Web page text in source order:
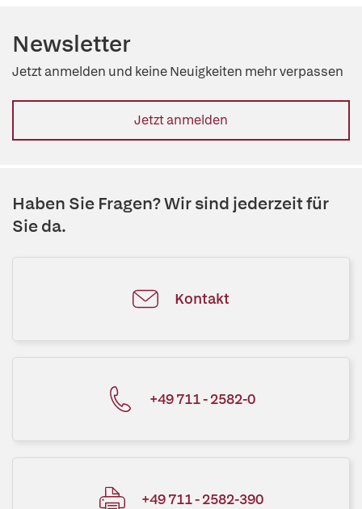
Newsletter
Jetzt anmelden und keine Neuigkeiten mehr verpassen
Jetzt anmelden
Haben Sie Fragen? Wir sind jederzeit für
Sie da.
Kontakt
+49 711 - 2582-0
+49 711 - 2582-390